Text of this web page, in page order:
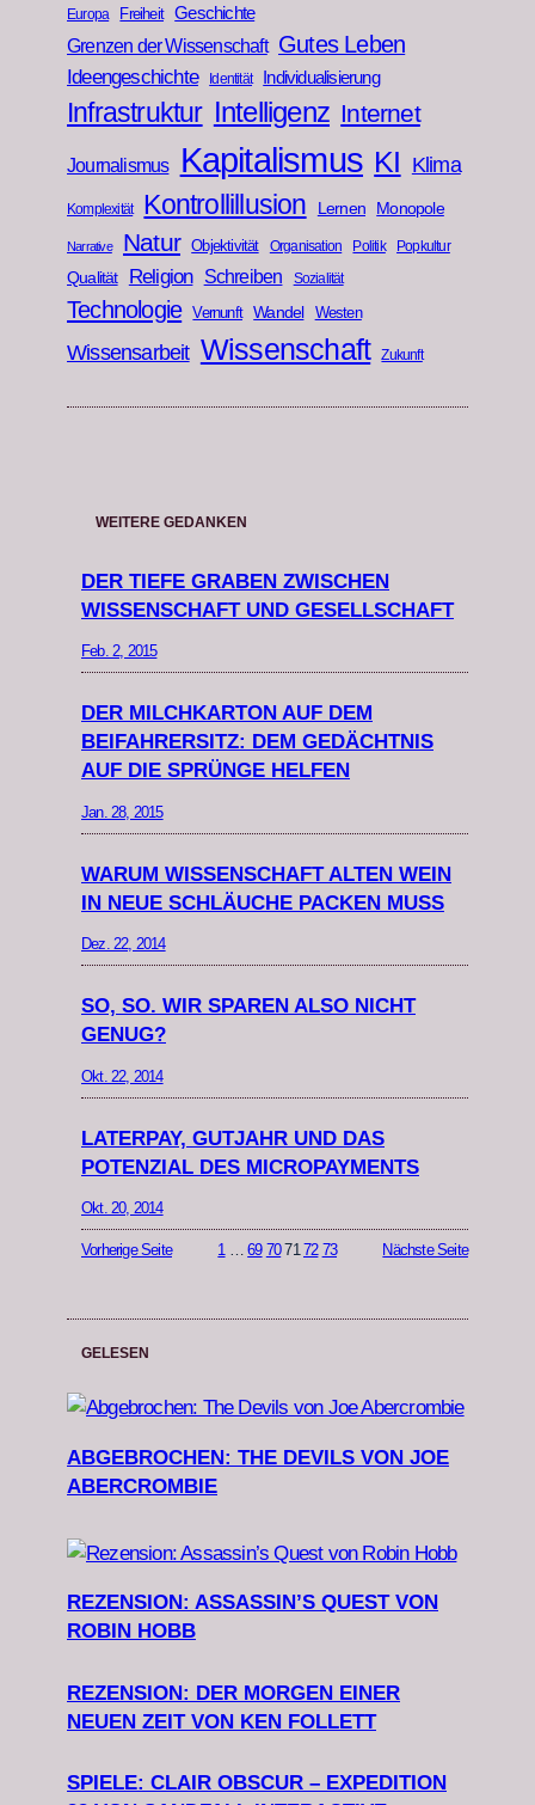
Europa
Freiheit Geschichte
Grenzen der Wissenschaft Gutes Leben
Ideengeschichte Identität Individualisierung
Infrastruktur Intelligenz Internet
Journalismus Kapitalismus KI Klima
Komplexität Kontrollillusion Lernen Monopole
Narrative Natur Objektivität Organisation Politik Popkultur
Qualität Religion Schreiben Sozialität
Technologie Vernunft Wandel Westen
Wissensarbeit Wissenschaft Zukunft
WEITERE GEDANKEN
DER TIEFE GRABEN ZWISCHEN
WISSENSCHAFT UND GESELLSCHAFT
Feb. 2, 2015
DER MILCHKARTON AUF DEM
BEIFAHRERSITZ: DEM GEDÄCHTNIS
AUF DIE SPRÜNGE HELFEN
Jan. 28, 2015
WARUM WISSENSCHAFT ALTEN WEIN
IN NEUE SCHLÄUCHE PACKEN MUSS
Dez. 22, 2014
SO, SO. WIR SPAREN ALSO NICHT
GENUG?
Okt. 22, 2014
LATERPAY, GUTJAHR UND DAS
POTENZIAL DES MICROPAYMENTS
Okt. 20, 2014
Vorherige Seite 1 … 69 70 71 72 73 Nächste Seite
GELESEN
ABGEBROCHEN: THE DEVILS VON JOE
ABERCROMBIE
REZENSION: ASSASSIN’S QUEST VON
ROBIN HOBB
REZENSION: DER MORGEN EINER
NEUEN ZEIT VON KEN FOLLETT
SPIELE: CLAIR OBSCUR – EXPEDITION